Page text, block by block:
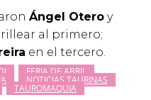
Ángel Otero y
al primero;
en el tercero.
FERIA DE ABRIL
NOTICIAS TAURINAS
TAUROMAQUIA